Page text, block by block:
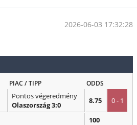
2026-06-03 17:32:28
PIAC / TIPP ODDS
Pontos végeredmény
Olaszország 3:0
8.75 0 - 1
100